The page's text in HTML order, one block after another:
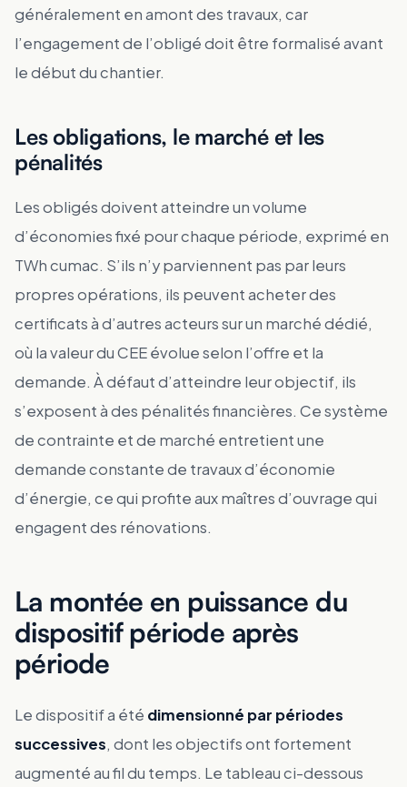
généralement en amont des travaux, car
l’engagement de l’obligé doit être formalisé avant
le début du chantier.
Les obligations, le marché et les
pénalités
Les obligés doivent atteindre un volume
d’économies fixé pour chaque période, exprimé en
TWh cumac. S’ils n’y parviennent pas par leurs
propres opérations, ils peuvent acheter des
certificats à d’autres acteurs sur un marché dédié,
où la valeur du CEE évolue selon l’offre et la
demande. À défaut d’atteindre leur objectif, ils
s’exposent à des pénalités financières. Ce système
de contrainte et de marché entretient une
demande constante de travaux d’économie
d’énergie, ce qui profite aux maîtres d’ouvrage qui
engagent des rénovations.
La montée en puissance du
dispositif période après
période
Le dispositif a été dimensionné par périodes
successives, dont les objectifs ont fortement
augmenté au fil du temps. Le tableau ci-dessous